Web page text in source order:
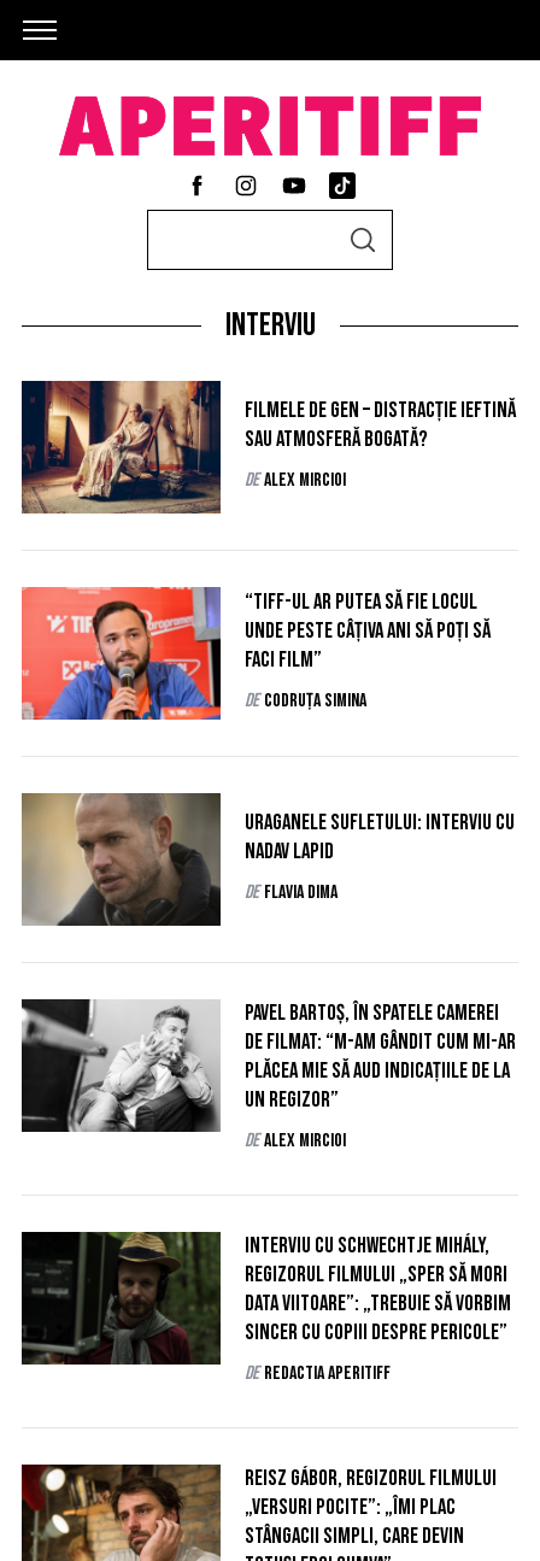
r
f
o
r
S
H
Interviu
Filmele de gen – distracție ieftină
sau atmosferă bogată?
de Alex Mircioi
“TIFF-ul ar putea să fie locul
unde peste câțiva ani să poți să
faci film”
de Codruța Simina
Uraganele sufletului: Interviu cu
Nadav Lapid
de Flavia Dima
Pavel Bartoș, în spatele camerei
de filmat: “M-am gândit cum mi-ar
plăcea mie să aud indicațiile de la
un regizor”
de Alex Mircioi
Interviu cu Schwechtje Mihály,
regizorul filmului „Sper să mori
data viitoare”: „Trebuie să vorbim
sincer cu copiii despre pericole”
de Redactia AperiTIFF
Reisz Gábor, regizorul filmului
„Versuri pocite”: „Îmi plac
stângacii simpli, care devin
e
a
r
c
: